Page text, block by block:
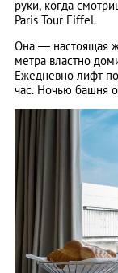
руки, когда
Paris Tour Eiffel.
Она — настоящая
метра властно
Ежедневно лифт
час. Ночью башня